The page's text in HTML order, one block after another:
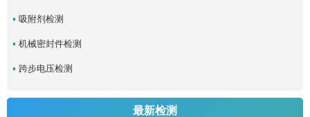
吸附剂检测
机械密封件检测
跨步电压检测
最新检测